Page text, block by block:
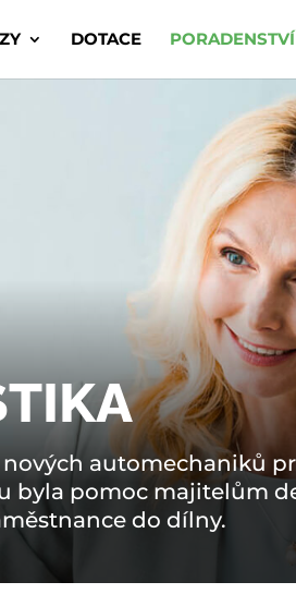
DOTACE PORADENSTVÍ
automechaniků
byla pomoc majitelům
do dílny.